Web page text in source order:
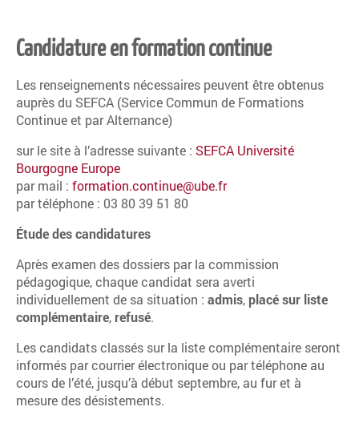
Candidature en formation continue
Les renseignements nécessaires peuvent être obtenus
auprès du SEFCA (Service Commun de Formations
Continue et par Alternance)
sur le site à l’adresse suivante : SEFCA Université
Bourgogne Europe
par mail : formation.continue@ube.fr
par téléphone : 03 80 39 51 80
Étude des candidatures
Après examen des dossiers par la commission
pédagogique, chaque candidat sera averti
individuellement de sa situation : admis, placé sur liste
complémentaire, refusé.
Les candidats classés sur la liste complémentaire seront
informés par courrier électronique ou par téléphone au
cours de l’été, jusqu’à début septembre, au fur et à
mesure des désistements.